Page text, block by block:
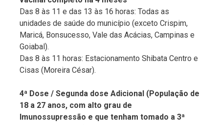
Das 8 às 11 e das 13 às 16 horas: Todas as
unidades de saúde do município (exceto Crispim,
Maricá, Bonsucesso, Vale das Acácias, Campinas e
Goiabal).
Das 8 às 11 horas: Estacionamento Shibata Centro e
Cisas (Moreira César).
4ª Dose / Segunda dose Adicional (População de
18 a 27 anos, com alto grau de
Imunossupressão e que tenham tomado a 3ª